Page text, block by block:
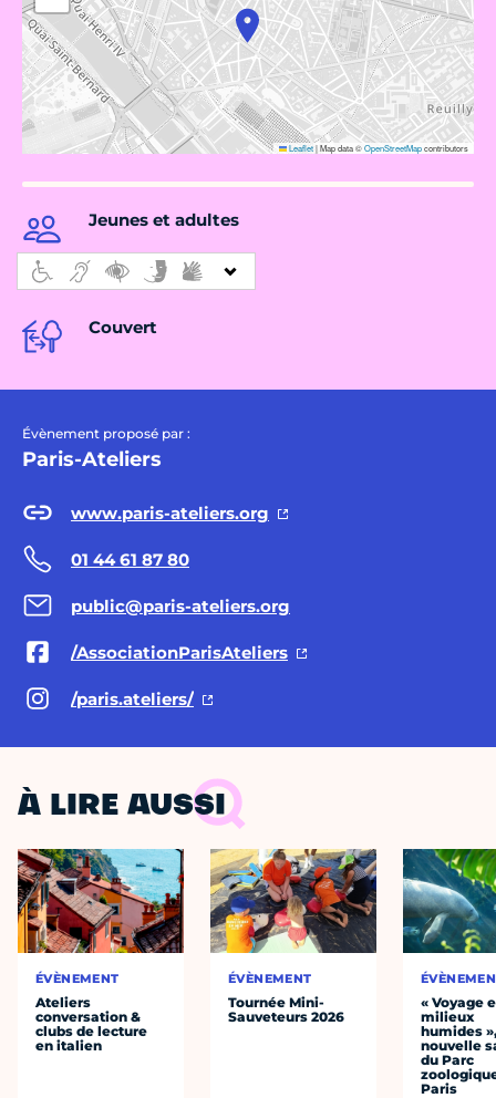
Leaflet|Map data ©OpenStreetMapcontributors
Jeunes et adultes
Couvert
Évènement proposé par :
Paris-Ateliers
www.paris-ateliers.org
01 44 61 87 80
public@paris-ateliers.org
/AssociationParisAteliers
/paris.ateliers/
À LIRE AUSSI
ÉVÈNEMENT
Ateliers
conversation &
clubs de lecture
en italien
ÉVÈNEMENT
Tournée Mini-
Sauveteurs 2026
« Voyage
milieux
humides
nouvelle
du Parc
Paris